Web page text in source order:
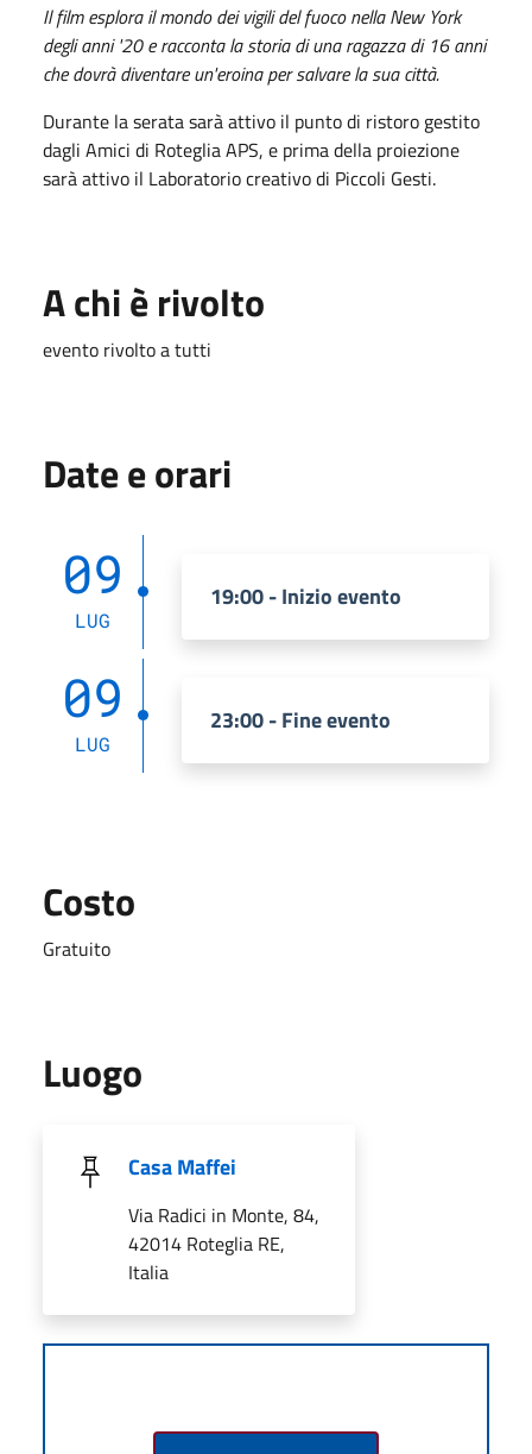
Il film esplora il mondo dei vigili del fuoco nella New York
degli anni '20 e racconta la storia di una ragazza di 16 anni
che dovrà diventare un'eroina per salvare la sua città.
Durante la serata sarà attivo il punto di ristoro gestito
dagli Amici di Roteglia APS, e prima della proiezione
sarà attivo il Laboratorio creativo di Piccoli Gesti.
A chi è rivolto
evento rivolto a tutti
Date e orari
09
LUG
19:00 - Inizio evento
09
LUG
23:00 - Fine evento
Costo
Gratuito
Luogo
Casa Maffei
Via Radici in Monte, 84,
42014 Roteglia RE,
Italia